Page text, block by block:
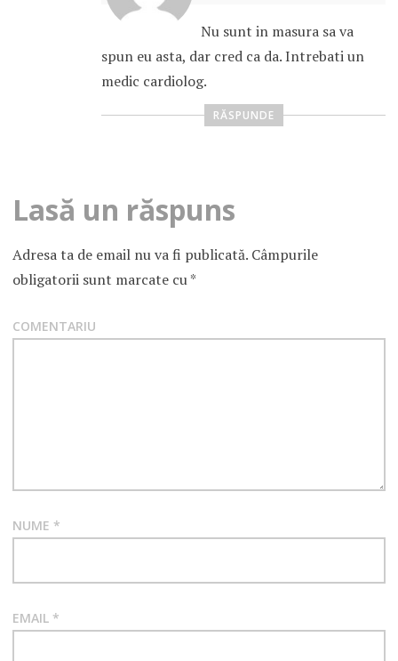
Nu sunt in masura sa va
spun eu asta, dar cred ca da. Intrebati un
medic cardiolog.
RĂSPUNDE
Lasă un răspuns
Adresa ta de email nu va fi publicată.Câmpurile
obligatorii sunt marcate cu*
COMENTARIU
NUME *
EMAIL *